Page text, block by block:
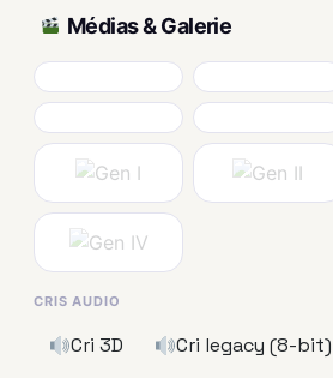
Médias & Galerie
CRIS AUDIO
Cri 3D Cri legacy (8-bit)